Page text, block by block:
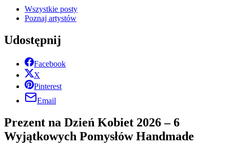
Wszystkie posty
Poznaj artystów
Udostępnij
Facebook
X
Pinterest
Email
Prezent na Dzień Kobiet 2026 – 6
Wyjątkowych Pomysłów Handmade